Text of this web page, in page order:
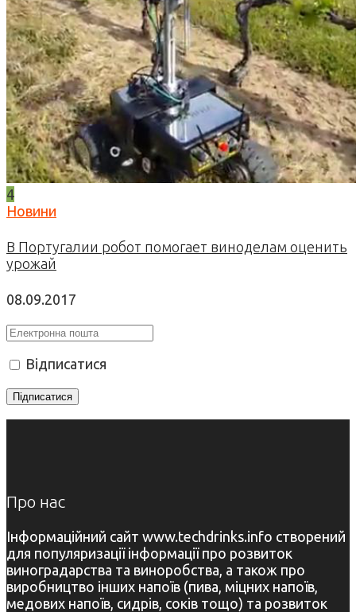
4
Новини
В Португалии робот помогает виноделам оценить
урожай
08.09.2017
Відписатися
Про нас
Інформаційний сайт www.techdrinks.info створений
для популяризації інформації про розвиток
виноградарства та виноробства, а також про
виробництво інших напоїв (пива, міцних напоїв,
медових напоїв, сидрів, соків тощо) та розвиток